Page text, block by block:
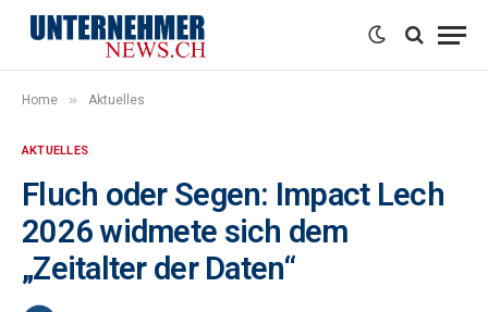
Home » Aktuelles
AKTUELLES
Fluch oder Segen: Impact Lech
2026 widmete sich dem
„Zeitalter der Daten“